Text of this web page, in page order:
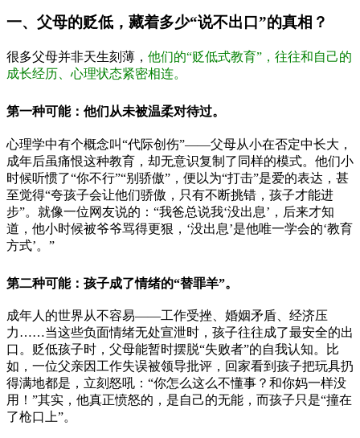
一、父母的贬低，藏着多少“说不出口”的真相？
很多父母并非天生刻薄， 他们的“贬低式教育”，往往和自己的
成长经历、心理状态紧密相连。
第一种可能：他们从未被温柔对待过。
心理学中有个概念叫“代际创伤”——父母从小在否定中长大，
成年后虽痛恨这种教育，却无意识复制了同样的模式。他们小
时候听惯了“你不行”“别骄傲”，便以为“打击”是爱的表达，甚
至觉得“夸孩子会让他们骄傲，只有不断挑错，孩子才能进
步”。就像一位网友说的：“我爸总说我‘没出息’，后来才知
道，他小时候被爷爷骂得更狠，‘没出息’是他唯一学会的‘教育
方式’。”
第二种可能：孩子成了情绪的“替罪羊”。
成年人的世界从不容易——工作受挫、婚姻矛盾、经济压
力……当这些负面情绪无处宣泄时，孩子往往成了最安全的出
口。贬低孩子时，父母能暂时摆脱“失败者”的自我认知。比
如，一位父亲因工作失误被领导批评，回家看到孩子把玩具扔
得满地都是，立刻怒吼：“你怎么这么不懂事？和你妈一样没
用！”其实，他真正愤怒的，是自己的无能，而孩子只是“撞在
了枪口上”。